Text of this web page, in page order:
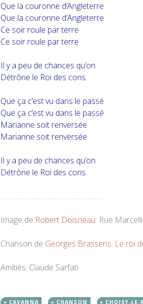
Que la couronne d’Angleterre
Que la couronne d’Angleterre
Ce soir roule par terre
Ce soir roule par terre
Il y a peu de chances qu’on
Détrône le Roi des cons.
Que ça c’est vu dans le passé
Que ça c’est vu dans le passé
Marianne soit renversée
Marianne soit renversée
Il y a peu de chances qu’on
Détrône le Roi des cons.
………………………………………………….
Image de Robert Doisneau: Rue
Chanson de Georges Brassens: Le roi
Amitiés: Claude Sarfati
CAVANNA CHANSON CHOISY-LE-